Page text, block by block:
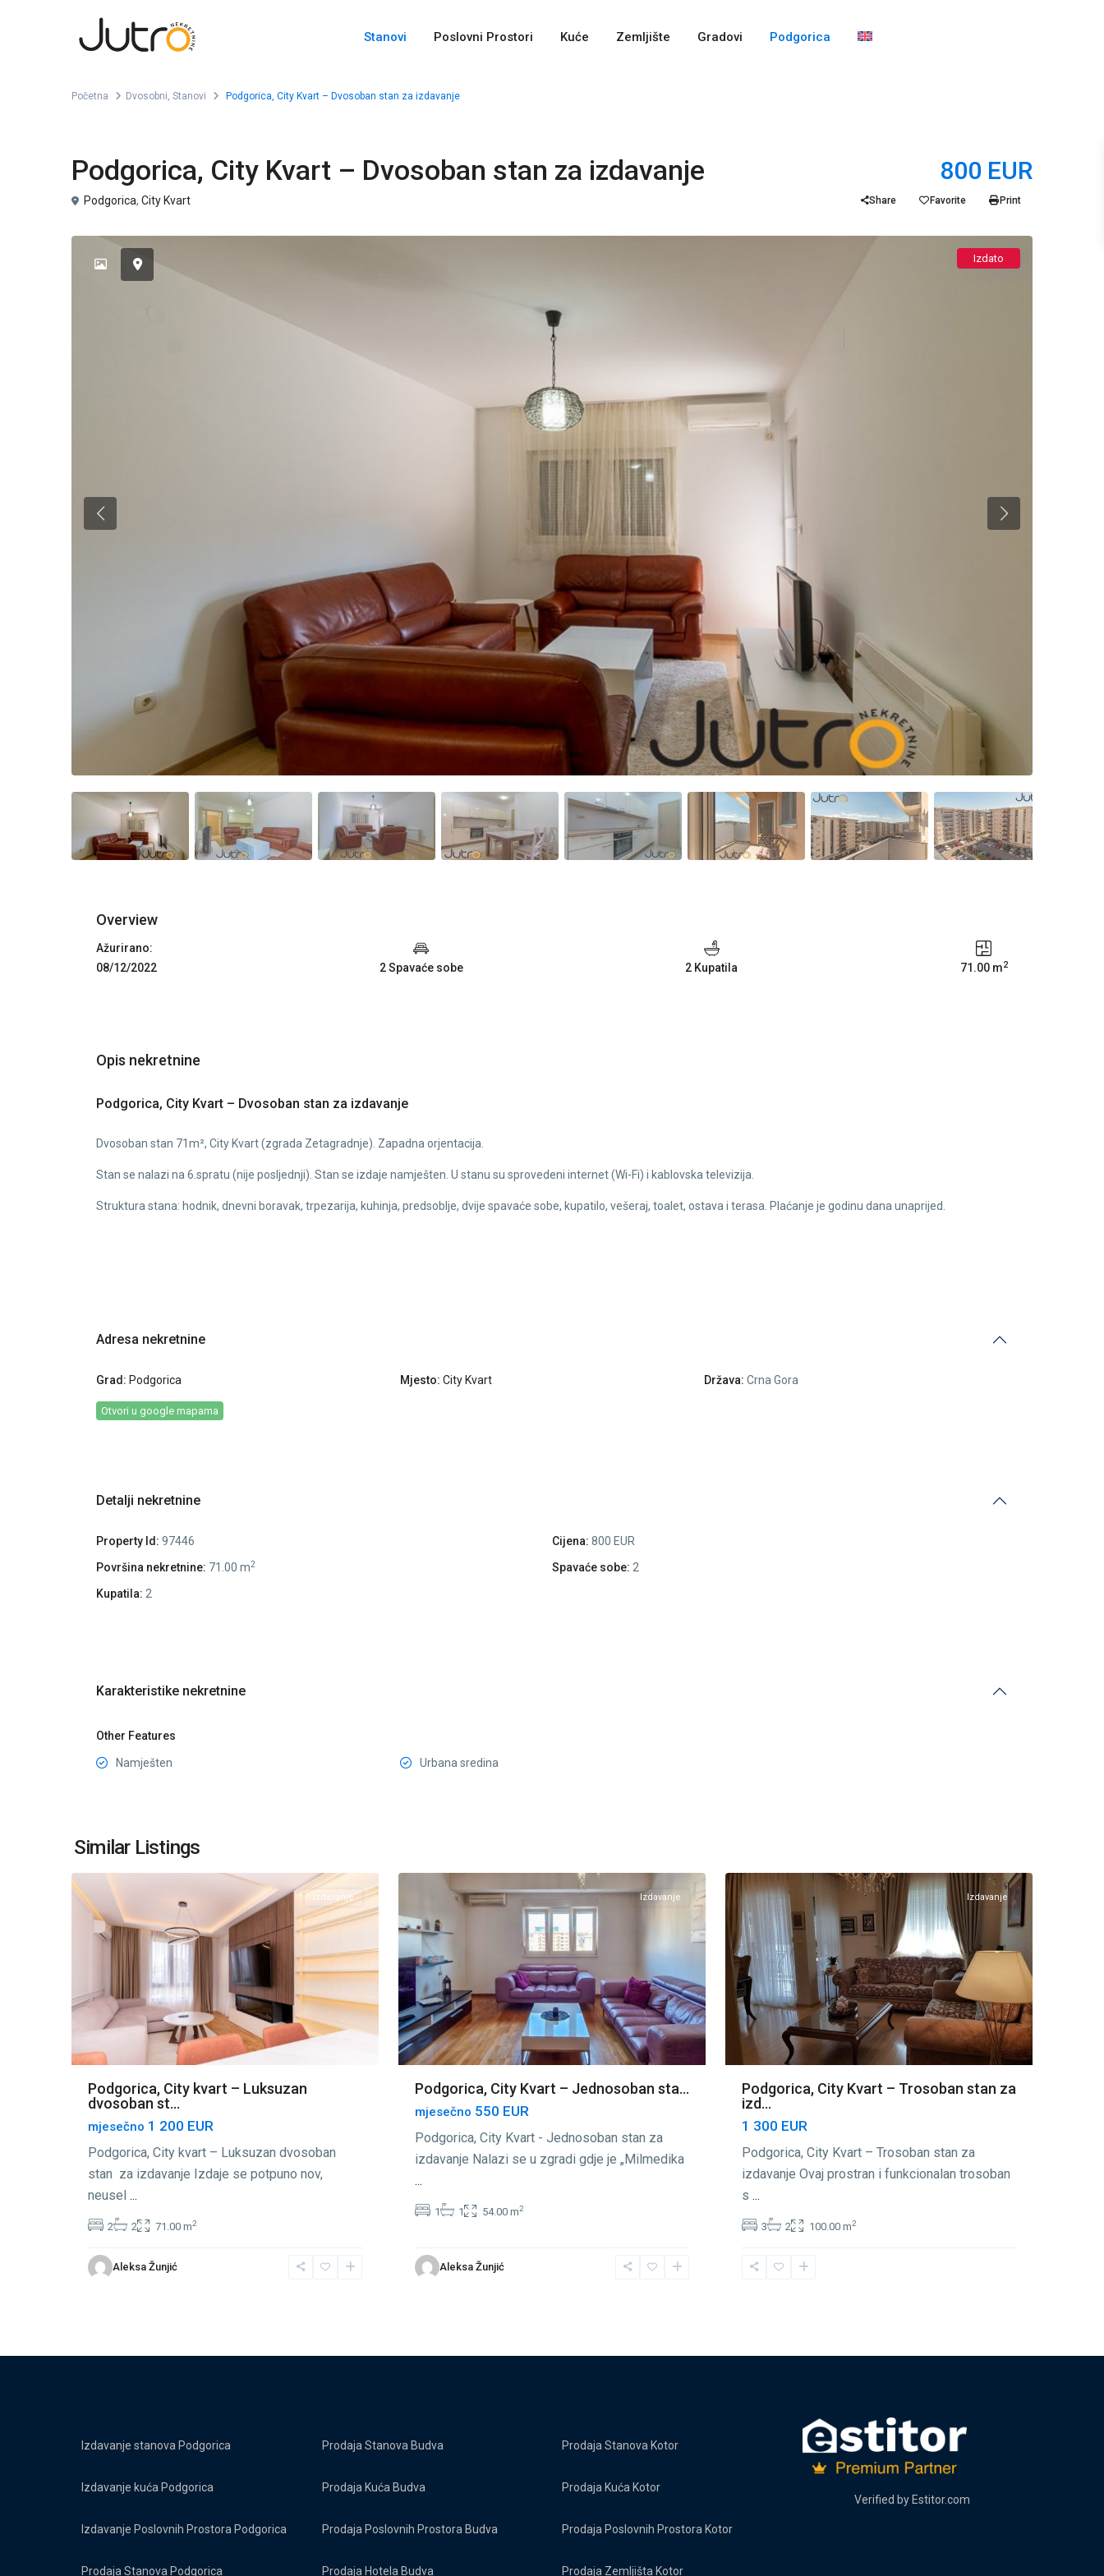
Stanovi Poslovni Prostori Kuće Zemljište Gradovi Podgorica
Početna Dvosobni, Stanovi Podgorica, City Kvart – Dvosoban stan za izdavanje
Podgorica, City Kvart – Dvosoban stan za izdavanje 800 EUR
Podgorica, City Kvart Share Favorite Print
Izdato
Previous Previous
Overview
Ažurirano:
08/12/2022
2 Spavaće sobe 2 Kupatila 71.00 m2
Opis nekretnine
Podgorica, City Kvart – Dvosoban stan za izdavanje
Dvosoban stan 71m², City Kvart (zgrada Zetagradnje). Zapadna orjentacija.
Stan se nalazi na 6.spratu (nije posljednji). Stan se izdaje namješten. U stanu su sprovedeni internet (Wi-Fi) i kablovska televizija.
Struktura stana: hodnik, dnevni boravak, trpezarija, kuhinja, predsoblje, dvije spavaće sobe, kupatilo, vešeraj, toalet, ostava i terasa. Plaćanje je godinu dana unaprijed.
Adresa nekretnine
Grad: Podgorica Mjesto: City Kvart Država: Crna Gora
Otvori u google mapama
Detalji nekretnine
Property Id: 97446 Cijena: 800 EUR
Površina nekretnine: 71.00 m2 Spavaće sobe: 2
Kupatila: 2
Karakteristike nekretnine
Other Features
Namješten Urbana sredina
Similar Listings
Kvart
Podgorica
Izdavanje
Podgorica, City kvart – Luksuzan
dvosoban st...
mjesečno 1 200 EUR
Podgorica, City kvart – Luksuzan dvosoban
stan za izdavanje Izdaje se potpuno nov,
neusel ...
2 2 71.00 m2
Aleksa Žunjić
Izdavanje
Podgorica, City Kvart – Jednosoban sta...
mjesečno 550 EUR
Podgorica, City Kvart - Jednosoban stan za
izdavanje Nalazi se u zgradi gdje je „Milmedika
...
1 1 54.00 m2
Aleksa Žunjić
Izdavanje
Podgorica, City Kvart – Trosoban stan za
izd...
1 300 EUR
Podgorica, City Kvart – Trosoban stan za
izdavanje Ovaj prostran i funkcionalan trosoban
s ...
3 2 100.00 m2
Izdavanje stanova Podgorica
Izdavanje kuća Podgorica
Izdavanje Poslovnih Prostora Podgorica
Prodaja Stanova Podgorica
Prodaja Stanova Budva
Prodaja Kuća Budva
Prodaja Poslovnih Prostora Budva
Prodaja Hotela Budva
Prodaja Stanova Kotor
Prodaja Kuća Kotor
Prodaja Poslovnih Prostora Kotor
Prodaja Zemljišta Kotor
Verified by Estitor.com